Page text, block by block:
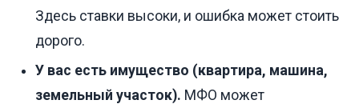
Здесь ставки высоки, и ошибка может стоить
дорого.
У вас есть имущество (квартира, машина,
земельный участок). МФО может